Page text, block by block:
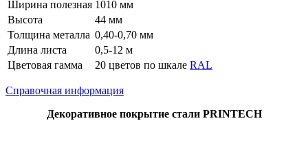
Ширина полезная 1010 мм
Высота
44 мм
Толщина металла 0,40-0,70 мм
Длина листа
0,5-12 м
Цветовая гамма
20 цветов по шкале RAL
Справочная информация
Декоративное покрытие стали PRINTECH